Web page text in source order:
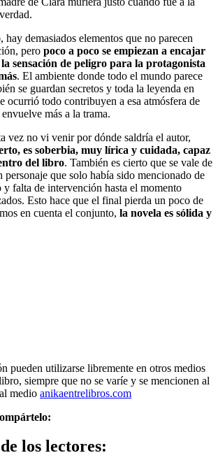
demasiados elementos que no parecen
pero poco a poco se empiezan a encajar
sensación de peligro para la protagonista
. El ambiente donde todo el mundo parece
se guardan secretos y toda la leyenda en
ocurrió todo contribuyen a esa atmósfera de
más a la trama.
vez no vi venir por dónde saldría el autor,
es soberbia, muy lírica y cuidada, capaz
del libro. También es cierto que se vale de
personaje que solo había sido mencionado de
y falta de intervención hasta el momento
Esto hace que el final pierda un poco de
en cuenta el conjunto, la novela es sólida y
pueden utilizarse libremente en otros medios
siempre que no se varíe y se mencionen al
medio anikaentrelibros.com
los lectores: